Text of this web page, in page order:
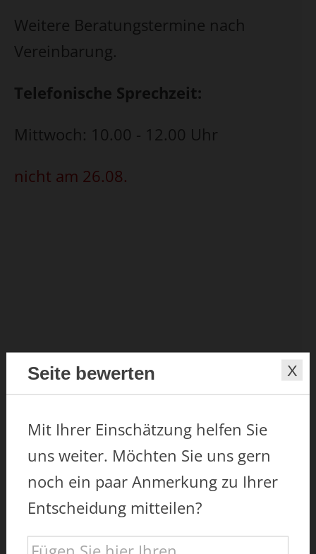
Weitere Beratungstermine nach
Vereinbarung.
Telefonische Sprechzeit:
Mittwoch: 10.00 - 12.00 Uhr
nicht am 26.08.
Seite bewerten
Mit Ihrer Einschätzung helfen Sie
uns weiter. Möchten Sie uns gern
noch ein paar Anmerkung zu Ihrer
Entscheidung mitteilen?